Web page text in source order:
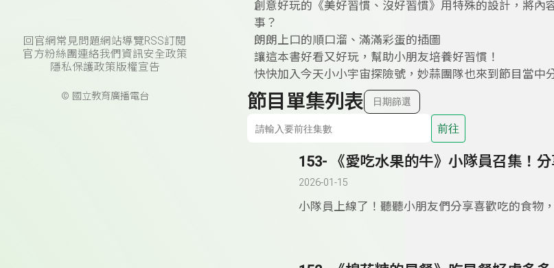
回官網常見問題網站導覽RSS訂閱
官方粉絲團連絡我們 資訊安全政策
隱私保護政策版權宣告
© 國立教育廣播電台
創意好玩的《美好習慣、沒好習慣》用特殊的設計，將
事？
朗朗上口的順口溜、滿滿彩蛋的插圖
讓這本書好看又好玩，幫助小朋友培養好習慣！
快快加入今天小小宇宙探險號，妙蒜團隊也來到節目當中
節目單集列表 日期篩選
前往
153- 《愛吃水果的牛》小隊員召集！
2026-01-15
小隊員上線了！聽聽小朋友們分享喜歡吃的食物